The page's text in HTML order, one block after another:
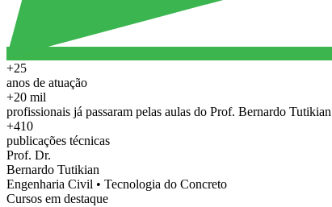
+25
anos de atuação
+20 mil
profissionais já passaram pelas aulas do Prof. Bernardo Tutikian
+410
publicações técnicas
Prof. Dr.
Bernardo Tutikian
Engenharia Civil • Tecnologia do Concreto
Cursos em destaque